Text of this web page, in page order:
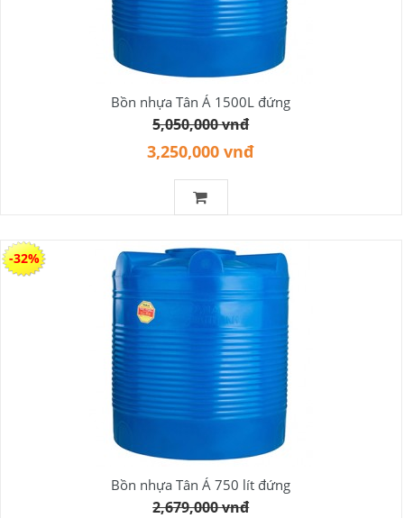
Bồn nhựa Tân Á 1500L đứng
5,050,000 vnđ
3,250,000 vnđ
Bồn nhựa Tân Á 750 lít đứng
2,679,000 vnđ
-32%